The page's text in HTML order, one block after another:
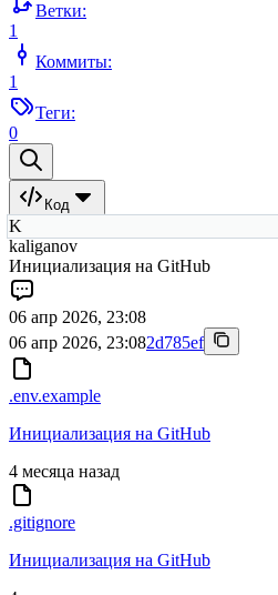
Ветки:
1
Коммиты:
1
Теги:
0
Код
K
kaliganov
Инициализация на GitHub
06 апр 2026, 23:08
06 апр 2026, 23:082d785ef
.env.example
Инициализация на GitHub
4 месяца назад
.gitignore
Инициализация на GitHub